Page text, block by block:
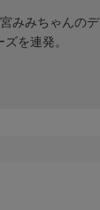
みみちゃんの
を連発。